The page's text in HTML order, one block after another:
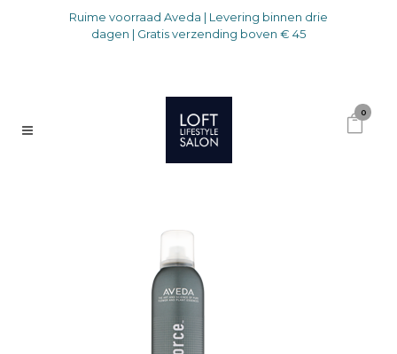
Ruime voorraad Aveda | Levering binnen drie
dagen | Gratis verzending boven € 45
0